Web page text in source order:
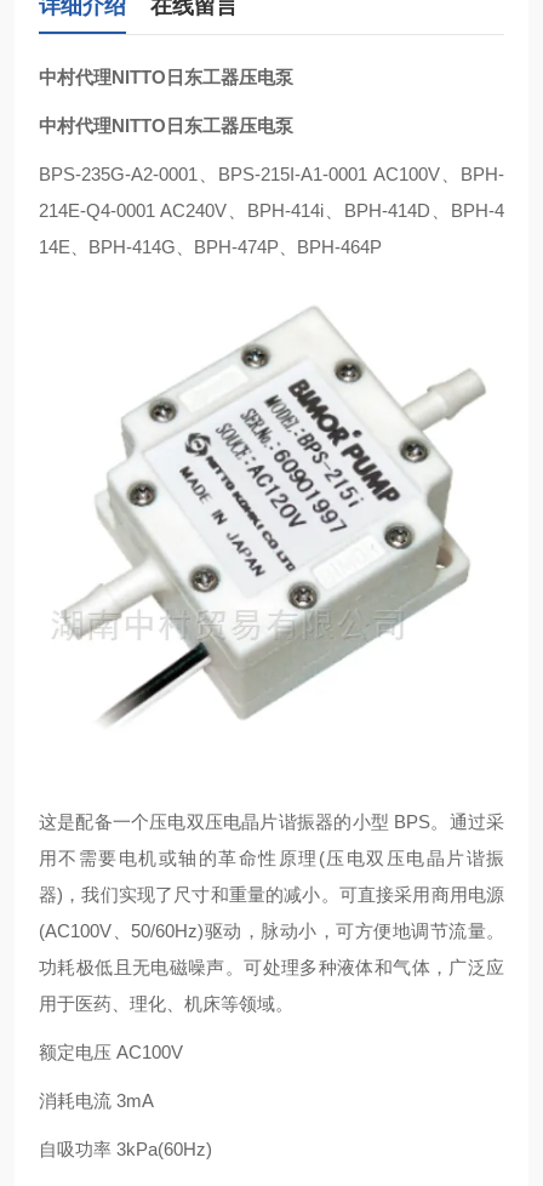
详细介绍 在线留言
中村代理NITTO日东工器压电泵
中村代理NITTO日东工器压电泵
BPS-235G-A2-0001、BPS-215I-A1-0001 AC100V、BPH-
214E-Q4-0001 AC240V、BPH-414i、BPH-414D、BPH-4
14E、BPH-414G、BPH-474P、BPH-464P
这是配备一个压电双压电晶片谐振器的小型 BPS。通过采
用不需要电机或轴的革命性原理(压电双压电晶片谐振
器)，我们实现了尺寸和重量的减小。可直接采用商用电源
(AC100V、50/60Hz)驱动，脉动小，可方便地调节流量。
功耗极低且无电磁噪声。可处理多种液体和气体，广泛应
用于医药、理化、机床等领域。
额定电压 AC100V
消耗电流 3mA
自吸功率 3kPa(60Hz)